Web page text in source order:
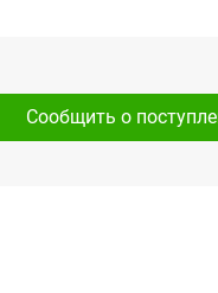
Сообщить о